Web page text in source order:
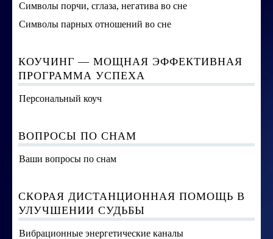
Символы порчи, сглаза, негатива во сне
Символы парных отношений во сне
КОУЧИНГ — МОЩНАЯ ЭФФЕКТИВНАЯ
ПРОГРАММА УСПЕХА
Персональный коуч
ВОПРОСЫ ПО СНАМ
Ваши вопросы по снам
СКОРАЯ ДИСТАНЦИОННАЯ ПОМОЩЬ В
УЛУЧШЕНИИ СУДЬБЫ
Вибрационные энергетические каналы